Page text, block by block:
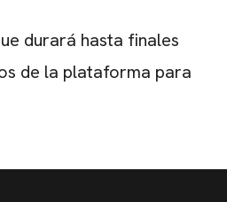
durará hasta finales
de la plataforma para